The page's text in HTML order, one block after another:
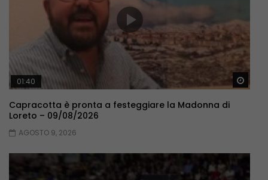
01:40
Capracotta è pronta a festeggiare la Madonna di
Loreto – 09/08/2026
AGOSTO 9, 2026